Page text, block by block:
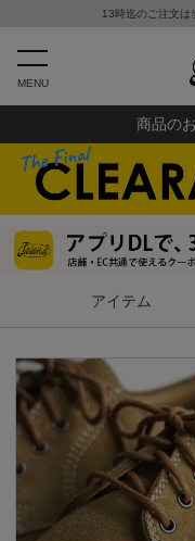
13時迄のご注文
MENU
商品の
アイテム